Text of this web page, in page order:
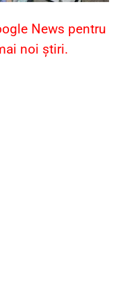
News pentru
noi știri.